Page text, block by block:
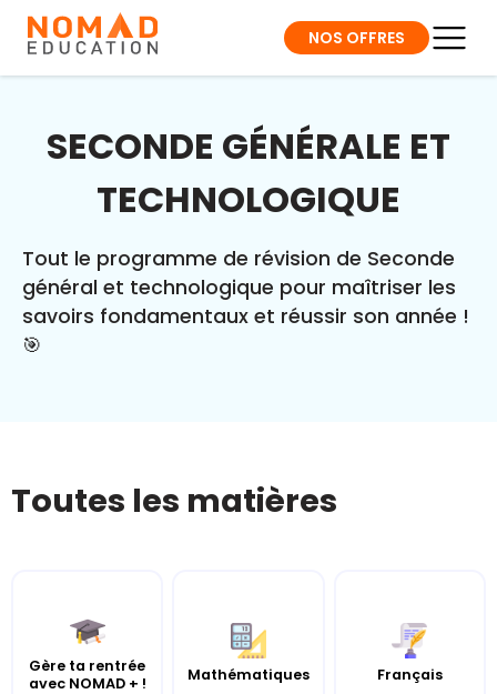
NOS OFFRES
SECONDE GÉNÉRALE ET
TECHNOLOGIQUE
Tout le programme de révision de Seconde
général et technologique pour maîtriser les
savoirs fondamentaux et réussir son année !
🎯
Toutes les matières
Gère ta rentrée
avec NOMAD + !
Mathématiques Français